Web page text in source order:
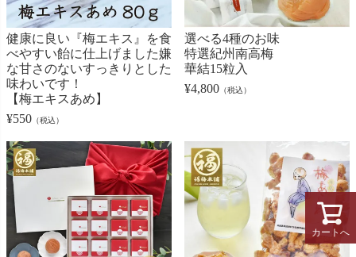
カートへ
健康に良い『梅エキス』を食
べやすい飴に仕上げました嫌
な甘さのないすっきりとした
味わいです！
【梅エキスあめ】
¥550 （税込）
選べる4種のお味
特選紀州南高梅
華結15粒入
¥4,800 （税込）